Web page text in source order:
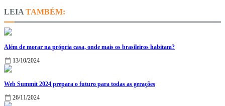
TAMBÉM:
Além de morar na própria casa, onde mais os brasileiros habitam?
13/10/2024
Web Summit 2024 prepara o futuro para todas as gerações
26/11/2024